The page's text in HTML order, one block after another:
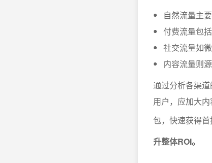
自然流量主
付费流量包
社交流量如
内容流量则
通过分析各渠
用户，应加大
包，快速获得首
升整体ROI。